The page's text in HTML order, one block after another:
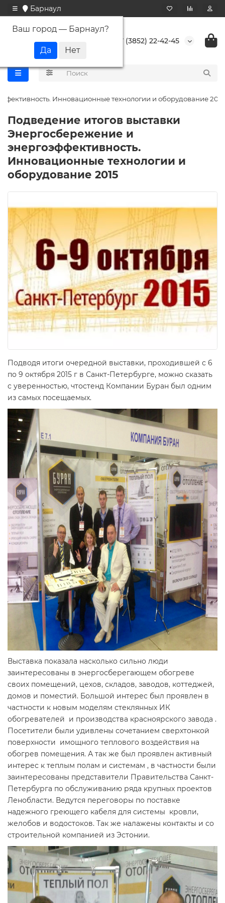
Барнаул
Ваш город — Барнаул?
+7 (3852) 22-42-45
Инновационные технологии и оборудование 2015
Подведение итогов выставки
Энергосбережение и
энергоэффективность.
Инновационные технологии и
оборудование 2015
Подводя итоги очередной выставки, проходившей с 6
по 9 октября 2015 г в Санкт-Петербурге, можно сказать
с уверенностью, чтостенд Компании Буран был одним
из самых посещаемых.
Выставка показала насколько сильно люди
заинтересованы в энергосберегающем обогреве
своих помещений, цехов, складов, заводов, коттеджей,
домов и поместий. Большой интерес был проявлен в
частности к новым моделям стеклянных ИК
обогревателей и производства красноярского завода .
Посетители были удивлены сочетанием сверхтонкой
поверхности имощного теплового воздействия на
обогрев помещения. А так же был проявлен активный
интерес к теплым полам и системам , в частности были
заинтересованы представители Правительства Санкт-
Петербурга по обслуживанию ряда крупных проектов
Ленобласти. Ведутся переговоры по поставке
надежного греющего кабеля для системы кровли,
желобов и водостоков. Так же налажены контакты и со
строительной компанией из Эстонии.